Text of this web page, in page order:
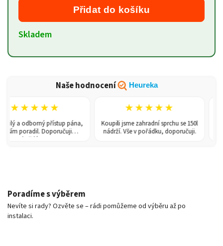
Přidat do košíku
Skladem
Naše hodnocení Heureka
odborný přístup pána,
poradil. Doporučuji
každému!
★★★★★
Koupili jsme zahradní sprchu se 150l
nádrží. Vše v pořádku, doporučuji.
Poradíme s výběrem
Nevíte si rady? Ozvěte se – rádi pomůžeme od výběru až po
instalaci.